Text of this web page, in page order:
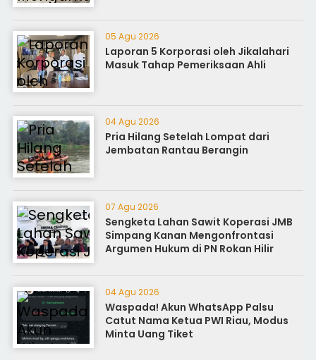
05 Agu 2026
Laporan 5 Korporasi oleh Jikalahari
Masuk Tahap Pemeriksaan Ahli
04 Agu 2026
Pria Hilang Setelah Lompat dari
Jembatan Rantau Berangin
07 Agu 2026
Sengketa Lahan Sawit Koperasi JMB
Simpang Kanan Mengonfrontasi
Argumen Hukum di PN Rokan Hilir
04 Agu 2026
Waspada! Akun WhatsApp Palsu
Catut Nama Ketua PWI Riau, Modus
Minta Uang Tiket